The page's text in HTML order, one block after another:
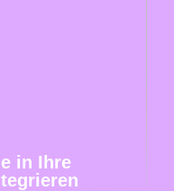
in Ihre